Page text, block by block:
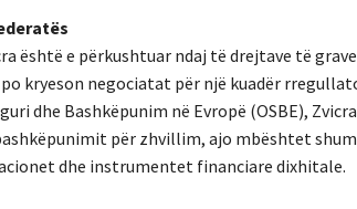
është e përkushtuar ndaj të drejtave të
kryeson negociatat për një kuadër
dhe Bashkëpunim në Evropë (OSBE),
për zhvillim, ajo mbështet
dhe instrumentet financiare dixhitale.